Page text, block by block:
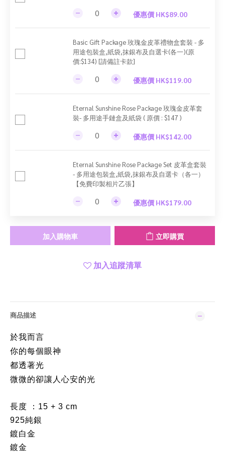
優惠價 HK$89.00
Basic Gift Package 玫瑰金皮革禮物盒套裝 - 多
用途包裝盒,紙袋,抹銀布及自選卡(各一)(原
價:$134) [請備註卡款]
優惠價 HK$119.00
Eternal Sunshine Rose Package 玫瑰金皮革套
裝- 多用途手鏈盒及紙袋 ( 原價 : $147 )
優惠價 HK$142.00
Eternal Sunshine Rose Package Set 皮革盒套裝
- 多用途包裝盒,紙袋,抹銀布及自選卡（各一）
【免費印製相片乙張】
優惠價 HK$179.00
加入購物車 立即購買
加入追蹤清單
商品描述
於我而言
你的每個眼神
都透著光
微微的卻讓人心安的光
長度 ：15 + 3 cm
925純銀
鍍白金
鍍金